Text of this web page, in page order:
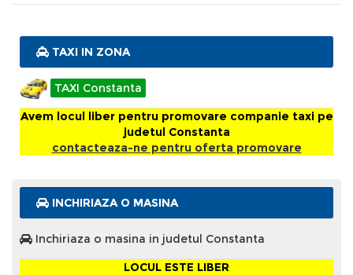
TAXI IN ZONA
TAXI Constanta
Avem locul liber pentru promovare companie taxi pe
judetul Constanta
contacteaza-ne pentru oferta promovare
INCHIRIAZA O MASINA
Inchiriaza o masina in judetul Constanta
LOCUL ESTE LIBER